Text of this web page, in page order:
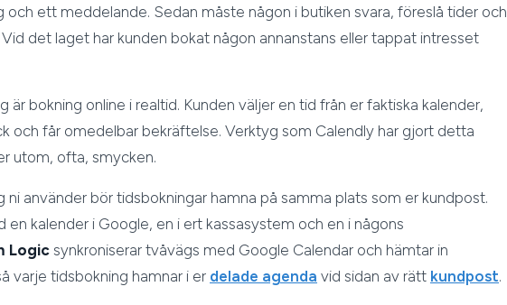
och ett meddelande. Sedan måste någon i butiken svara, föreslå tider och
det laget har kunden bokat någon annanstans eller tappat intresset
är bokning online i realtid. Kunden väljer en tid från er faktiska kalender,
och får omedelbar bekräftelse. Verktyg som Calendly har gjort detta
utom, ofta, smycken.
använder bör tidsbokningar hamna på samma plats som er kundpost.
en kalender i Google, en i ert kassasystem och en i någons
Logicsynkroniserar tvåvägs med Google Calendar och hämtar in
varje tidsbokning hamnar i er delade agenda vid sidan av rätt kundpost.